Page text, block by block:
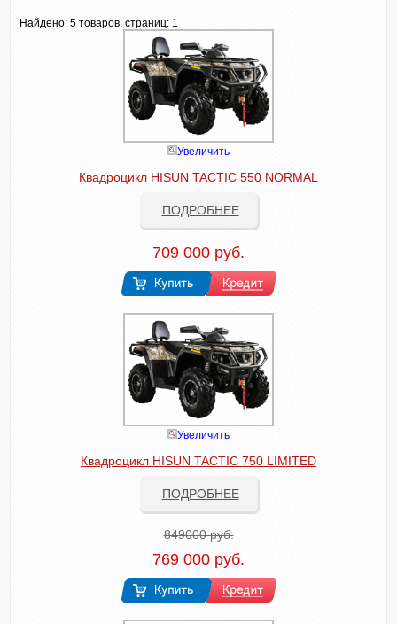
Найдено: 5 товаров, страниц: 1
Увеличить
Квадроцикл HISUN TACTIC 550 NORMAL
ПОДРОБНЕЕ
709 000 руб.
Увеличить
Квадроцикл HISUN TACTIC 750 LIMITED
ПОДРОБНЕЕ
849000 руб.
769 000 руб.